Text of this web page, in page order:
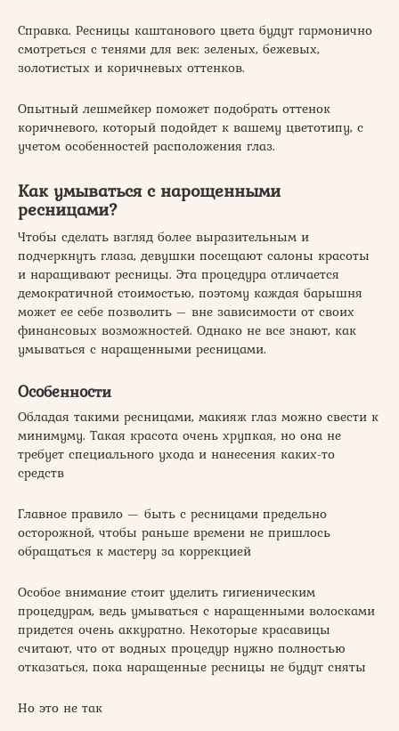
Справка. Ресницы каштанового цвета будут гармонично
смотреться с тенями для век: зеленых, бежевых,
золотистых и коричневых оттенков.
Опытный лешмейкер поможет подобрать оттенок
коричневого, который подойдет к вашему цветотипу, с
учетом особенностей расположения глаз.
Как умываться с нарощенными
ресницами?
Чтобы сделать взгляд более выразительным и
подчеркнуть глаза, девушки посещают салоны красоты
и наращивают ресницы. Эта процедура отличается
демократичной стоимостью, поэтому каждая барышня
может ее себе позволить – вне зависимости от своих
финансовых возможностей. Однако не все знают, как
умываться с наращенными ресницами.
Особенности
Обладая такими ресницами, макияж глаз можно свести к
минимуму. Такая красота очень хрупкая, но она не
требует специального ухода и нанесения каких-то
средств
Главное правило — быть с ресницами предельно
осторожной, чтобы раньше времени не пришлось
обращаться к мастеру за коррекцией
Особое внимание стоит уделить гигиеническим
процедурам, ведь умываться с наращенными волосками
придется очень аккуратно. Некоторые красавицы
считают, что от водных процедур нужно полностью
отказаться, пока наращенные ресницы не будут сняты
Но это не так